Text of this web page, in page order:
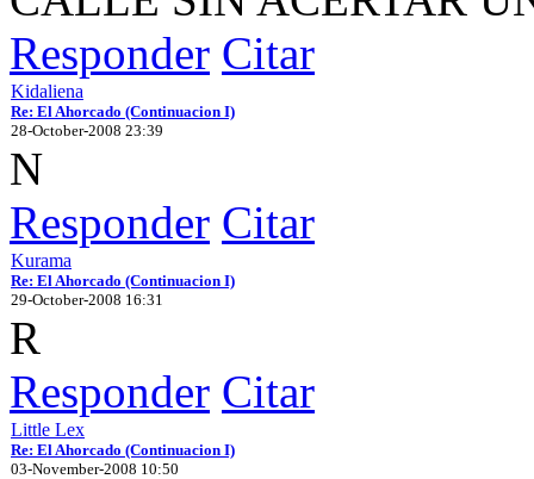
Responder Citar
Kidaliena
Re: El Ahorcado (Continuacion I)
28-October-2008 23:39
N
Responder Citar
Kurama
Re: El Ahorcado (Continuacion I)
29-October-2008 16:31
R
Responder Citar
Little Lex
Re: El Ahorcado (Continuacion I)
03-November-2008 10:50